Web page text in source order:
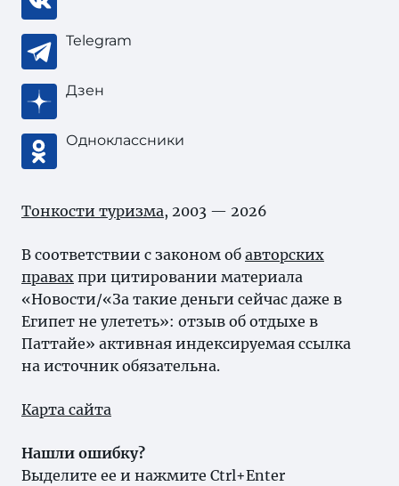
Telegram
Дзен
Одноклассники
Тонкости туризма, 2003 — 2026
В соответствии с законом об авторских
правах при цитировании материала
«Новости/«За такие деньги сейчас даже в
Египет не улететь»: отзыв об отдыхе в
Паттайе» активная индексируемая ссылка
на источник обязательна.
Карта сайта
Нашли ошибку?
Выделите ее и нажмите Ctrl+Enter